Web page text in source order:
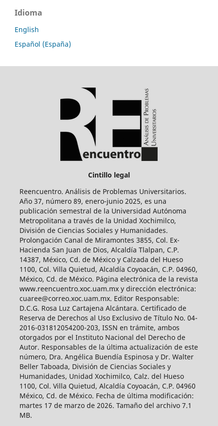
Idioma
English
Español (España)
Cintillo legal
Reencuentro. Análisis de Problemas Universitarios.
Año 37, número 89, enero-junio 2025, es una
publicación semestral de la Universidad Autónoma
Metropolitana a través de la Unidad Xochimilco,
División de Ciencias Sociales y Humanidades.
Prolongación Canal de Miramontes 3855, Col. Ex-
Hacienda San Juan de Dios, Alcaldía Tlalpan, C.P.
14387, México, Cd. de México y Calzada del Hueso
1100, Col. Villa Quietud, Alcaldía Coyoacán, C.P. 04960,
México, Cd. de México. Página electrónica de la revista
www.reencuentro.xoc.uam.mx y dirección electrónica:
cuaree@correo.xoc.uam.mx. Editor Responsable:
D.C.G. Rosa Luz Cartajena Alcántara. Certificado de
Reserva de Derechos al Uso Exclusivo de Título No. 04-
2016-031812054200-203, ISSN en trámite, ambos
otorgados por el Instituto Nacional del Derecho de
Autor. Responsables de la última actualización de este
número, Dra. Angélica Buendía Espinosa y Dr. Walter
Beller Taboada, División de Ciencias Sociales y
Humanidades, Unidad Xochimilco, Calz. del Hueso
1100, Col. Villa Quietud, Alcaldía Coyoacán, C.P. 04960
México, Cd. de México. Fecha de última modificación:
martes 17 de marzo de 2026. Tamaño del archivo 7.1
MB.